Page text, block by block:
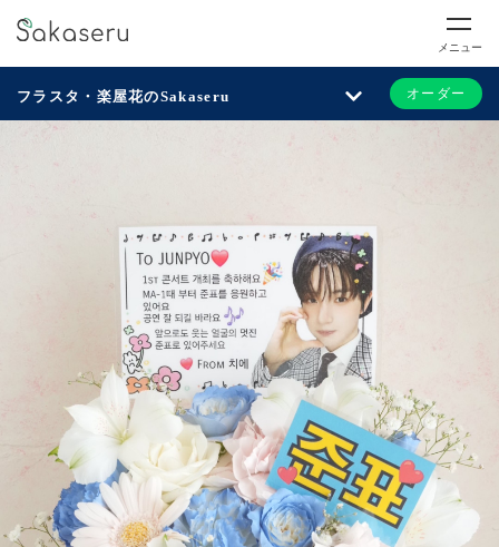
メニュー
フラスタ・楽屋花のSakaseru オーダー